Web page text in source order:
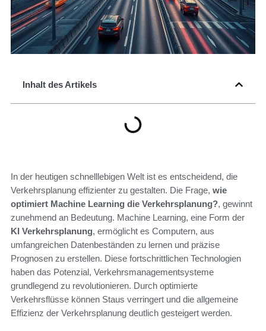
Inhalt des Artikels
In der heutigen schnelllebigen Welt ist es entscheidend, die
Verkehrsplanung effizienter zu gestalten. Die Frage, wie
optimiert Machine Learning die Verkehrsplanung?, gewinnt
zunehmend an Bedeutung. Machine Learning, eine Form der
KI Verkehrsplanung, ermöglicht es Computern, aus
umfangreichen Datenbeständen zu lernen und präzise
Prognosen zu erstellen. Diese fortschrittlichen Technologien
haben das Potenzial, Verkehrsmanagementsysteme
grundlegend zu revolutionieren. Durch optimierte
Verkehrsflüsse können Staus verringert und die allgemeine
Effizienz der Verkehrsplanung deutlich gesteigert werden.